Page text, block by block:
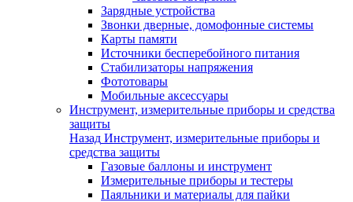
Зарядные устройства
Звонки дверные, домофонные системы
Карты памяти
Источники бесперебойного питания
Стабилизаторы напряжения
Фототовары
Мобильные аксессуары
Инструмент, измерительные приборы и средства
защиты
Назад Инструмент, измерительные приборы и
средства защиты
Газовые баллоны и инструмент
Измерительные приборы и тестеры
Паяльники и материалы для пайки